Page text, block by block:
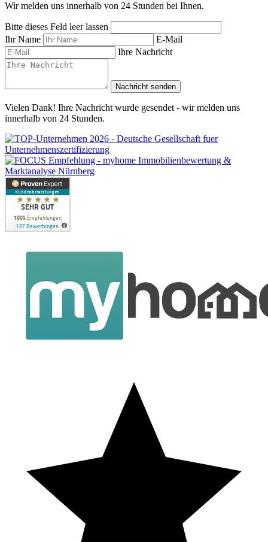
Wir melden uns innerhalb von 24 Stunden bei Ihnen.
Bitte dieses Feld leer lassen
Ihr Name
E-Mail
Ihre Nachricht
Nachricht senden
Vielen Dank! Ihre Nachricht wurde gesendet - wir melden uns
innerhalb von 24 Stunden.